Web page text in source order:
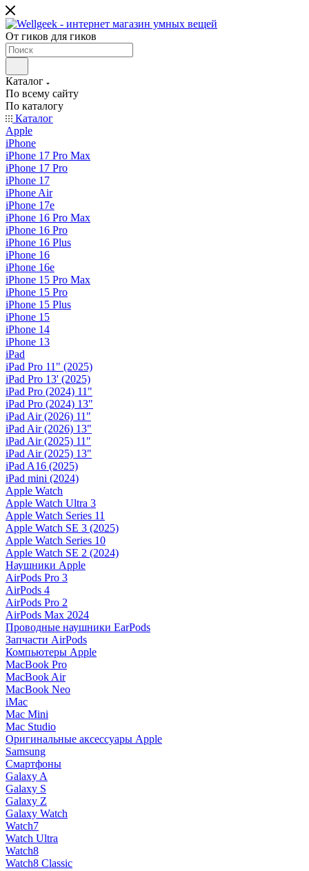
От гиков для гиков
Каталог
По всему сайту
По каталогу
Каталог
Apple
iPhone
iPhone 17 Pro Max
iPhone 17 Pro
iPhone 17
iPhone Air
iPhone 17e
iPhone 16 Pro Max
iPhone 16 Pro
iPhone 16 Plus
iPhone 16
iPhone 16e
iPhone 15 Pro Max
iPhone 15 Pro
iPhone 15 Plus
iPhone 15
iPhone 14
iPhone 13
iPad
iPad Pro 11" (2025)
iPad Pro 13' (2025)
iPad Pro (2024) 11"
iPad Pro (2024) 13"
iPad Air (2026) 11"
iPad Air (2026) 13"
iPad Air (2025) 11"
iPad Air (2025) 13"
iPad A16 (2025)
iPad mini (2024)
Apple Watch
Apple Watch Ultra 3
Apple Watch Series 11
Apple Watch SE 3 (2025)
Apple Watch Series 10
Apple Watch SE 2 (2024)
Наушники Apple
AirPods Pro 3
AirPods 4
AirPods Pro 2
AirPods Max 2024
Проводные наушники EarPods
Запчасти AirPods
Компьютеры Apple
MacBook Pro
MacBook Air
MacBook Neo
iMac
Mac Mini
Mac Studio
Оригинальные аксессуары Apple
Samsung
Смартфоны
Galaxy A
Galaxy S
Galaxy Z
Galaxy Watch
Watch7
Watch Ultra
Watch8
Watch8 Classic